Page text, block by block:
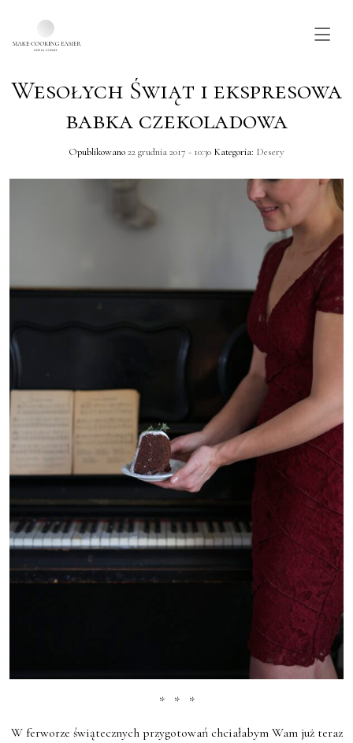
Skip to main content
Wesołych Świąt i ekspresowa
babka czekoladowa
Opublikowano22 grudnia 2017 - 10:30 Kategoria: Desery
* * *
W ferworze świątecznych przygotowań chciałabym Wam już teraz